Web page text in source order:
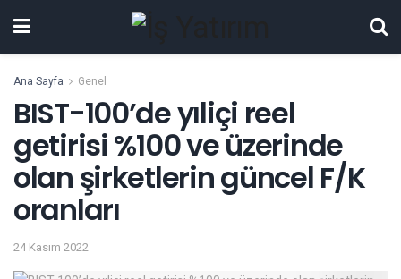
Ana Sayfa Genel
BIST-100’de yıliçi reel
getirisi %100 ve üzerinde
olan şirketlerin güncel F/K
oranları
24 Kasım 2022